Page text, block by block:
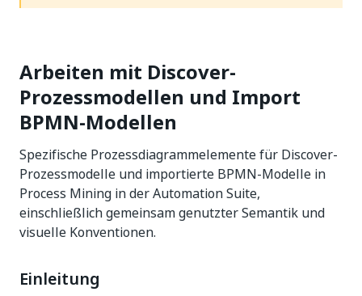
Arbeiten mit Discover-
Prozessmodellen und Import
BPMN-Modellen
Spezifische Prozessdiagrammelemente für Discover-
Prozessmodelle und importierte BPMN-Modelle in
Process Mining in der Automation Suite,
einschließlich gemeinsam genutzter Semantik und
visuelle Konventionen.
Einleitung